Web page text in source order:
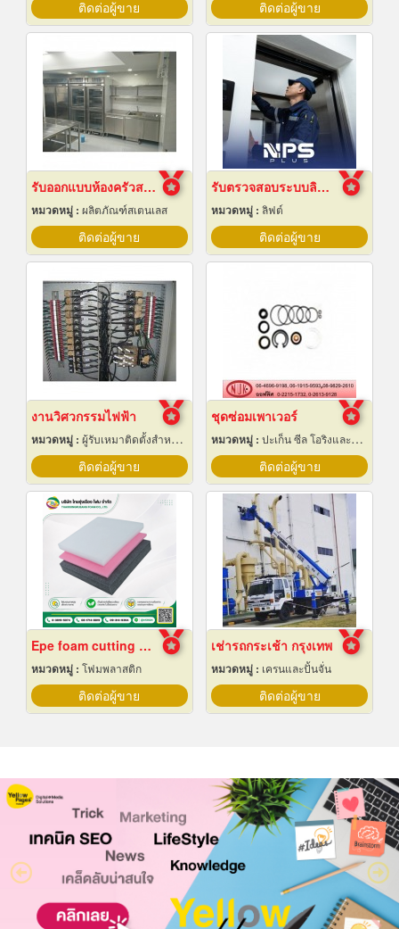
ติดต่อผู้ขาย ติดต่อผู้ขาย
รับออกแบบห้องครัวสแตนเลส
หมวดหมู่ : ผลิตภัณฑ์สเตนเลส
ติดต่อผู้ขาย
รับตรวจสอบระบบลิฟต์ ซ่อมบำรุงรักษา Maintenance
หมวดหมู่ : ลิฟต์
ติดต่อผู้ขาย
งานวิศวกรรมไฟฟ้า
หมวดหมู่ : ผู้รับเหมาติดตั้งสำหรับบ้านและโรงงานไฟฟ้า
ติดต่อผู้ขาย
ชุดซ่อมเพาเวอร์
หมวดหมู่ : ปะเก็น ซีล โอริงและออยซีล
ติดต่อผู้ขาย
Epe foam cutting Pad
หมวดหมู่ : โฟมพลาสติก
ติดต่อผู้ขาย
เช่ารถกระเช้า กรุงเทพ
หมวดหมู่ : เครนและปั้นจั่น
ติดต่อผู้ขาย